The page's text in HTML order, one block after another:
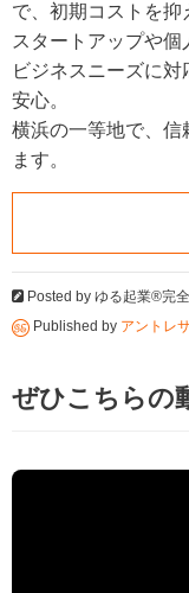
で、初期コストを抑
スタートアップや
ビジネスニーズに対
安心。
横浜の一等地で、信
ます。
Posted by ゆる起業®完
Published by アントレ
ぜひこちらの